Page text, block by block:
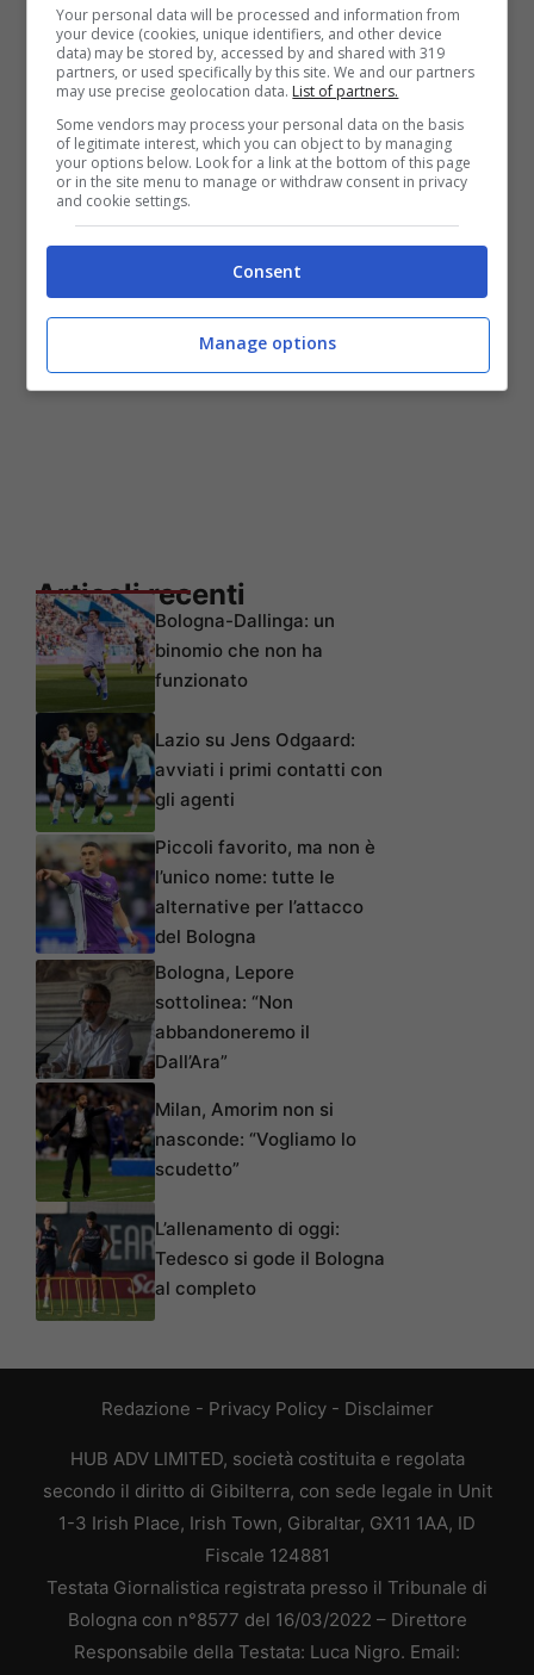
la condizione fisica e le energie per vincere.
Ad oggi ci sono tanti giocatori che non hanno
ancora …”
Articoli recenti
Bologna-Dallinga: un
binomio che non ha
funzionato
Lazio su Jens Odgaard:
avviati i primi contatti con
gli agenti
Piccoli favorito, ma non è
l’unico nome: tutte le
alternative per l’attacco
del Bologna
Bologna, Lepore
sottolinea: “Non
abbandoneremo il
Dall’Ara”
Milan, Amorim non si
nasconde: “Vogliamo lo
scudetto”
L’allenamento di oggi:
Tedesco si gode il Bologna
al completo
Redazione - Privacy Policy- Disclaimer
HUB ADV LIMITED, società costituita e regolata
secondo il diritto di Gibilterra, con sede legale in Unit
1-3 Irish Place, Irish Town, Gibraltar, GX11 1AA, ID
Fiscale 124881
Testata Giornalistica registrata presso il Tribunale di
Bologna con n°8577 del 16/03/2022 – Direttore
Responsabile della Testata: Luca Nigro. Email:
Your personal data will be processed and information from
your device (cookies, unique identifiers, and other device
data) may be stored by, accessed by and shared with 319
partners, or used specifically by this site. We and our partners
may use precise geolocation data. List of partners.
Some vendors may process your personal data on the basis
of legitimate interest, which you can object to by managing
your options below. Look for a link at the bottom of this page
or in the site menu to manage or withdraw consent in privacy
and cookie settings.
Consent
Manage options